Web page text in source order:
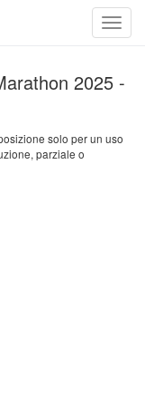
2025 -
solo per un uso
parziale o